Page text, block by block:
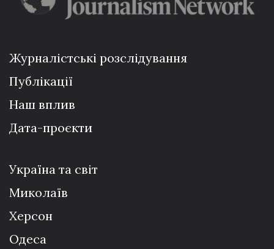
Журналістські розслідування
Публікації
Наш вплив
Дата-проєкти
Україна та світ
Миколаїв
Херсон
Одеса